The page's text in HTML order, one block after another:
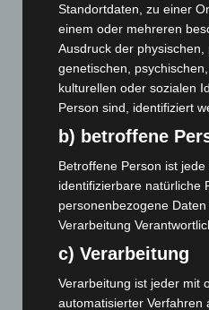
5. August 2026
Anklage nach Abschaltung
3. August 2026
Hannover: Polizei stoppt 166
Großkontrolle
2. August 2026
Hannover Klassik Open Air
Maschpark
2. August 2026
Schwarz Digits und Zscaler
Sicherheitsplattform für Europa
2. August 2026
Standortdaten, zu einer
einem oder mehreren
Ausdruck der physischen,
genetischen,
kulturellen oder sozialen
Person sind, identifiziert
b) betroffene
Betroffene Person ist
identifizierbare natürliche
personenbezogene
Verarbeitung
c) Verarbeitung
Verarbeitung ist jeder mit
automatisierter Verfahren